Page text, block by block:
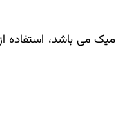
می باشد، استفاده